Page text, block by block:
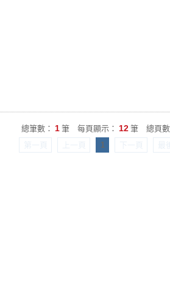
總筆數： 1 筆 每頁顯示： 12 筆 總頁數
1